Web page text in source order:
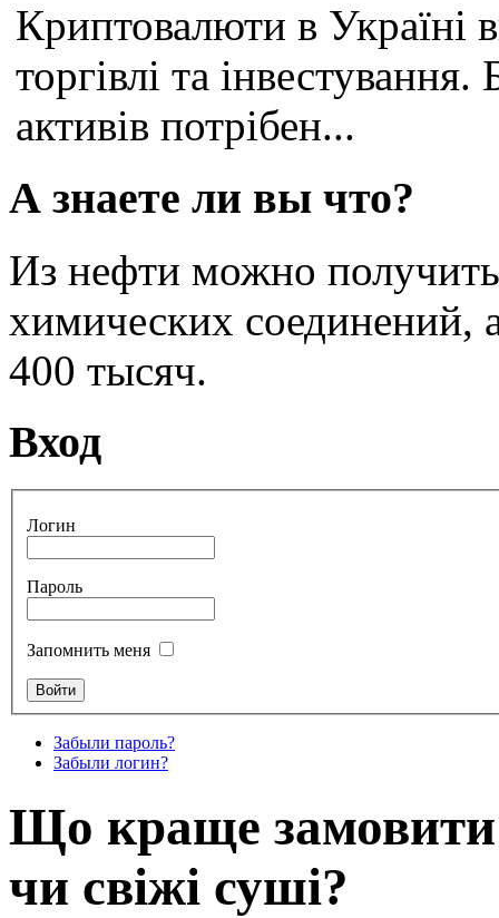
Криптовалюти в Україні
торгівлі та
активів потрібен...
А знаете ли вы что?
Из нефти можно
химических соединений,
400 тысяч.
Вход
Логин
Пароль
Запомнить меня
Забыли пароль?
Забыли логин?
Що краще замовити
чи свіжі суші?